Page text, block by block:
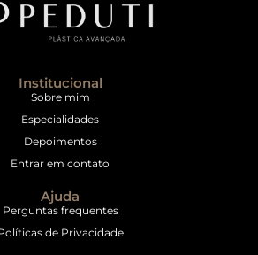
Institucional
Sobre mim
Especialidades
Depoimentos
Entrar em contato
Ajuda
Perguntas frequentes
de Privacidade